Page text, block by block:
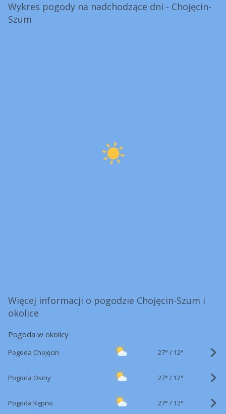
Wykres pogody na nadchodzące dni - Chojęcin-
Szum
Więcej informacji o pogodzie Chojęcin-Szum i
okolice
Pogoda w okolicy
Pogoda Chojęcin 27° / 12°
Pogoda Osiny 27° / 12°
Pogoda Kępno 27° / 12°